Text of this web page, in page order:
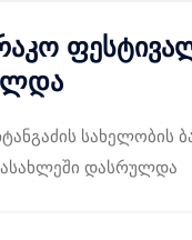
სახელობის
დასრულდა